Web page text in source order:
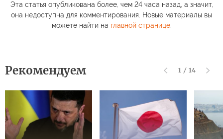
Эта статья опубликована более, чем 24 часа назад, а значит,
она недоступна для комментирования. Новые материалы вы
можете найти на главной странице.
Рекомендуем 1 / 14